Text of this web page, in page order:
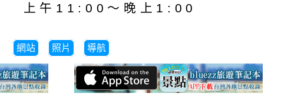
午11:00～晚上1:00
網站 照片 導航